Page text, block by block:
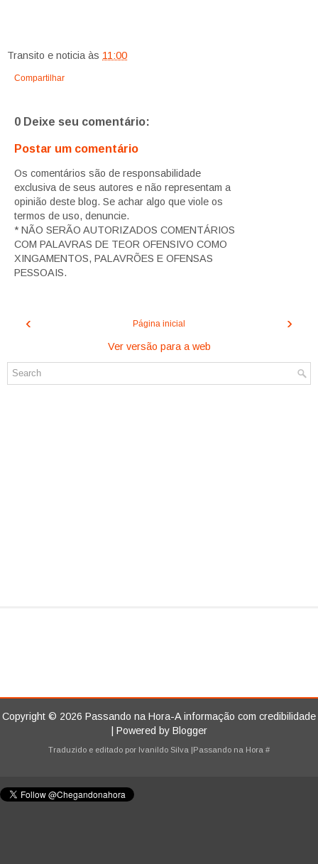
Transito e noticia às 11:00
Compartilhar
0 Deixe seu comentário:
Postar um comentário
Os comentários são de responsabilidade
exclusiva de seus autores e não representam a
opinião deste blog. Se achar algo que viole os
termos de uso, denuncie.
* NÃO SERÃO AUTORIZADOS COMENTÁRIOS
COM PALAVRAS DE TEOR OFENSIVO COMO
XINGAMENTOS, PALAVRÕES E OFENSAS
PESSOAIS.
‹ ›
Página inicial
Ver versão para a web
Copyright © 2026 Passando na Hora-A informação com credibilidade
| Powered by Blogger
Traduzido e editado por Ivanildo Silva |Passando na Hora #